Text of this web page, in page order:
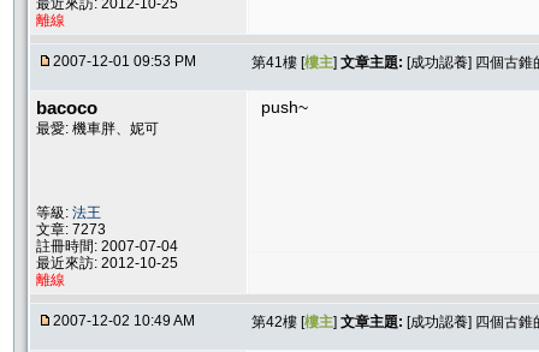
最近來訪: 2012-10-25
離線
2007-12-01 09:53 PM 第41樓 [樓主] 文章主題: [成功認養] 四個古
bacoco
最愛: 機車胖、妮可
等級: 法王
文章: 7273
註冊時間: 2007-07-04
最近來訪: 2012-10-25
離線
push~
2007-12-02 10:49 AM 第42樓 [樓主] 文章主題: [成功認養] 四個古